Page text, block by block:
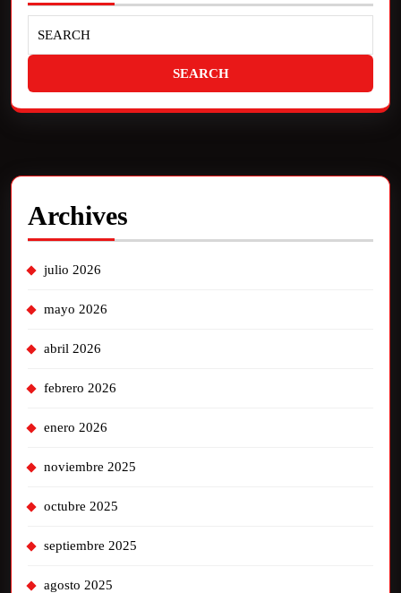
Archives
julio 2026
mayo 2026
abril 2026
febrero 2026
enero 2026
noviembre 2025
octubre 2025
septiembre 2025
agosto 2025